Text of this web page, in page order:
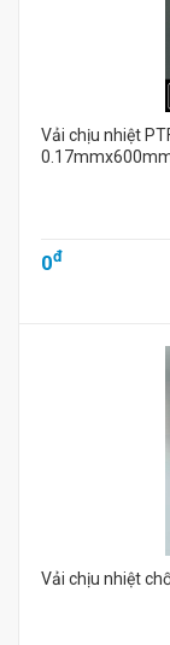
Vải chịu nhiệt
0đ
Vải chịu nhiệt